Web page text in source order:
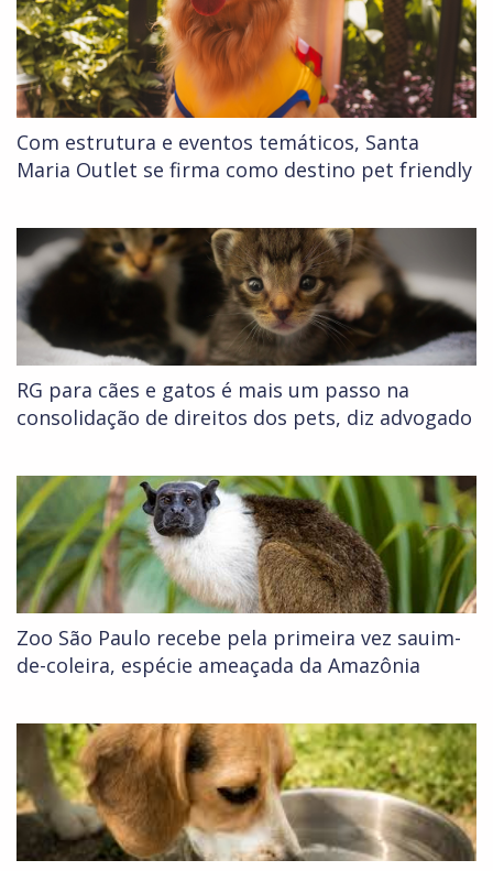
Com estrutura e eventos temáticos, Santa
Maria Outlet se firma como destino pet friendly
RG para cães e gatos é mais um passo na
consolidação de direitos dos pets, diz advogado
Zoo São Paulo recebe pela primeira vez sauim-
de-coleira, espécie ameaçada da Amazônia